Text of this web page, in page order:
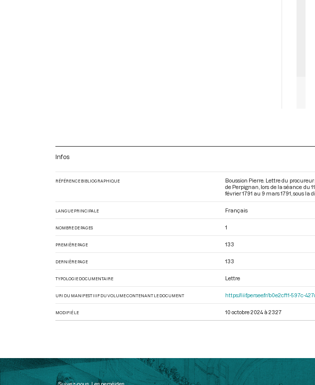
Infos
RÉFÉRENCE BIBLIOGRAPHIQUE
Boussion Pierre. Lettre du
de Perpignan, lors de la séance du
février 1791 au 9 mars 1791 , sous la
LANGUE PRINCIPALE Français
NOMBRE DE PAGES 1
PREMIÈRE PAGE 133
DERNIÈRE PAGE 133
TYPOLOGIE DOCUMENTAIRE Lettre
URI DU MANIFEST IIIF DU VOLUME CONTENANT LE DOCUMENT https://iiif.persee.fr/b0e2cf11-597c-
MODIFIÉ LE 10 octobre 2024 à 23:27
Suivez-nous Les perséides